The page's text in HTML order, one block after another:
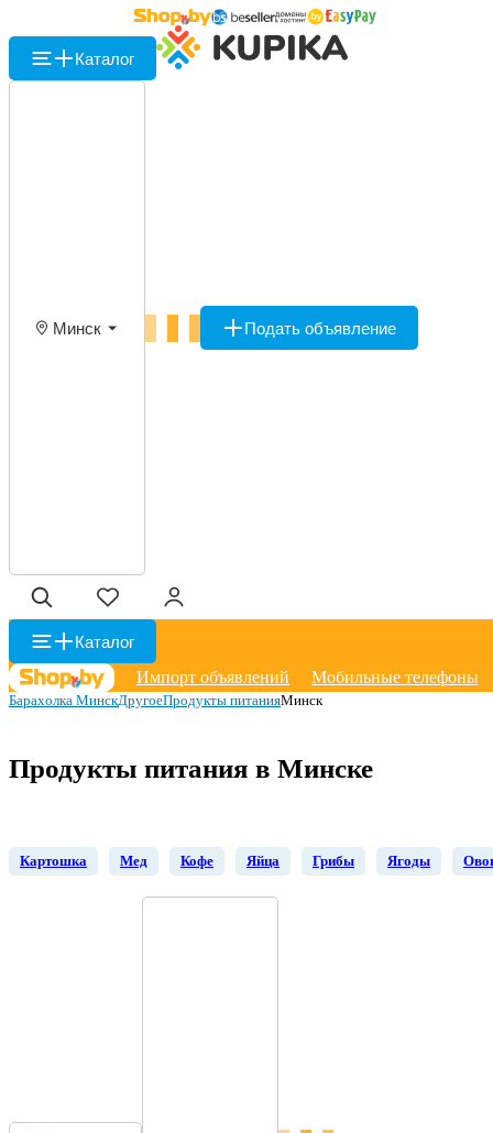
Каталог
Минск Подать объявление
Каталог
Импорт объявлений
Мобильные телефоны
Барахолка МинскДругоеПродукты питанияМинск
Продукты питания в Минске
Картошка Мед Кофе Яйца Грибы Ягоды